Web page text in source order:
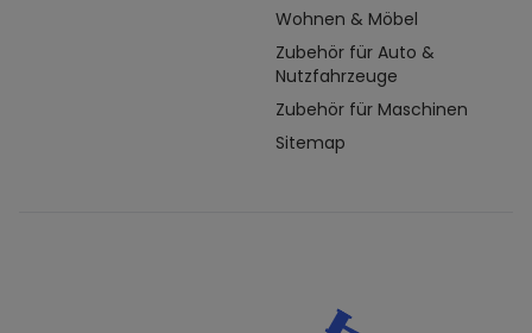
Wohnen & Möbel
Zubehör für Auto &
Nutzfahrzeuge
Zubehör für Maschinen
Sitemap